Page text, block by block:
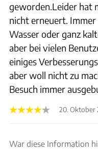
geworden.Leider hat
nicht erneuert.
Wasser oder ganz
aber bei vielen
einiges
aber woll nicht zu
Besuch immer
20. Oktober
War diese Information